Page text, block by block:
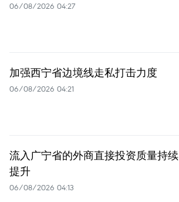
06/08/2026 04:27
加强西宁省边境线走私打击力度
06/08/2026 04:21
流入广宁省的外商直接投资质量持续
提升
06/08/2026 04:13